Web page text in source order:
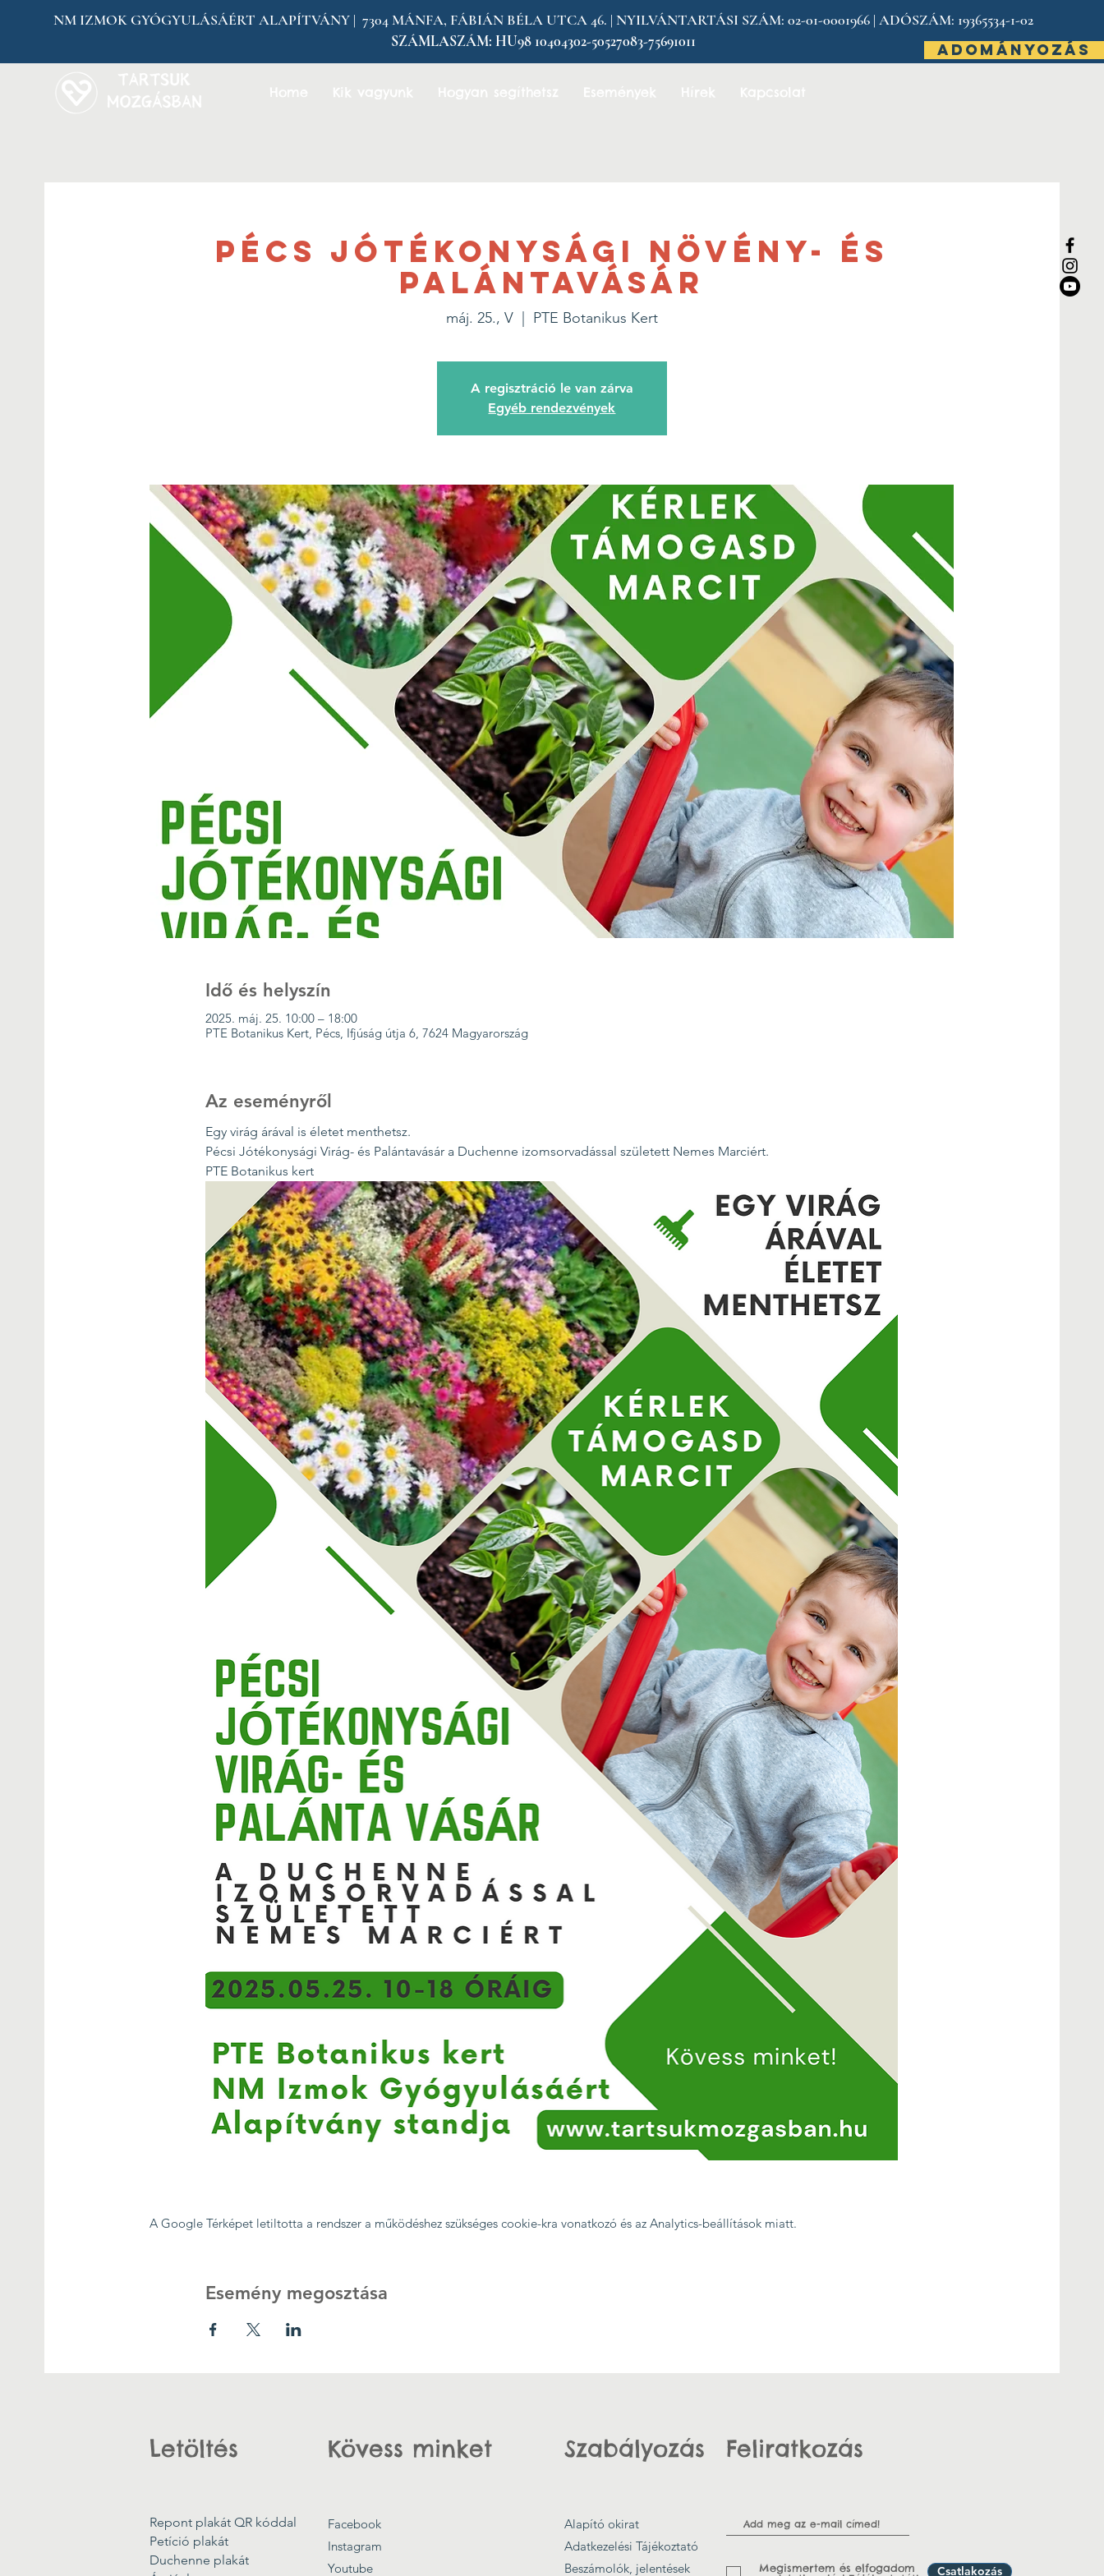
ADOMÁNYOZÁS
NM IZMOK GYÓGYULÁSÁÉRT ALAPÍTVÁNY | 7304 MÁNFA, FÁBIÁN BÉLA UTCA 46. | NYILVÁNTARTÁSI SZÁM: 02-01-0001966 | ADÓSZÁM: 19365534-1-02
SZÁMLASZÁM: HU98 10404302-50527083-75691011
Pécs Jótékonysági Növény- és
palántavásár
máj. 25., V
  |
PTE Botanikus Kert
A regisztráció le van zárva
Egyéb rendezvények
Idő és helyszín
2025. máj. 25. 10:00 – 18:00
PTE Botanikus Kert, Pécs, Ifjúság útja 6, 7624 Magyarország
Az eseményről
Egy virág árával is életet menthetsz.
Pécsi Jótékonysági Virág- és Palántavásár a Duchenne izomsorvadással született Nemes Marciért.
PTE Botanikus kert
A Google Térképet letiltotta a rendszer a működéshez szükséges cookie-kra vonatkozó és az Analytics-beállítások miatt.
Esemény megosztása
Letöltés Kövess minket
Repont plakát QR kóddal
Petíció plakát
Duchenne plakát
Facebook
Instagram
Youtube
Szabályozás
Alapító okirat
Adatkezelési Tájékoztató
Beszámolók, jelentések
Feliratkozás
Csatlakozás
Megismertem és elfogadom